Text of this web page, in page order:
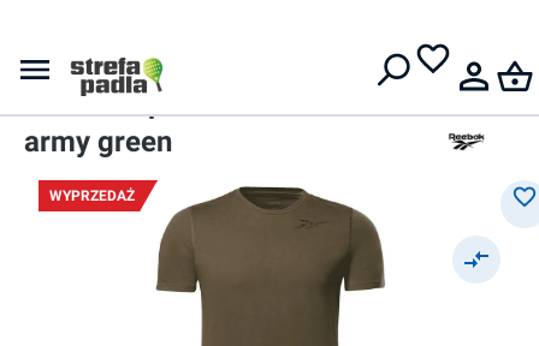
Męski t-shirt
Reebok Speedwick Move -
army green
WYPRZEDAŻ